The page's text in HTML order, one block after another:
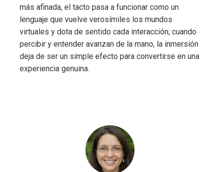
más afinada, el tacto pasa a funcionar como un
lenguaje que vuelve verosímiles los mundos
virtuales y dota de sentido cada interacción; cuando
percibir y entender avanzan de la mano, la inmersión
deja de ser un simple efecto para convertirse en una
experiencia genuina.